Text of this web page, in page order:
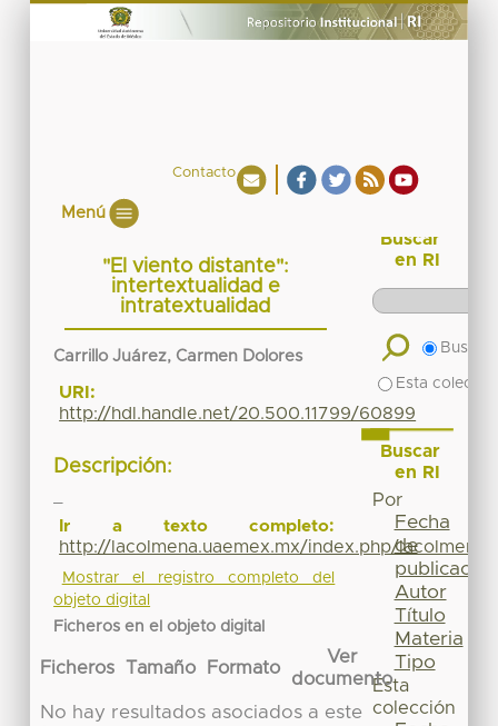
Contacto
Menú
"El viento distante":
intertextualidad e
intratextualidad
Carrillo Juárez, Carmen Dolores
URI:
http://hdl.handle.net/20.500.11799/60899
Descripción:
Ir a texto completo:
http://lacolmena.uaemex.mx/index.php/
Mostrar el registro completo del
objeto digital
Ficheros en el objeto digital
Ficheros Tamaño Formato
Ver
documento
No hay resultados asociados a este
Buscar
en RI
Buscar
Esta
Buscar
en RI
Por
Fecha
de
publicación
Autor
Título
Materia
Tipo
Esta
colección